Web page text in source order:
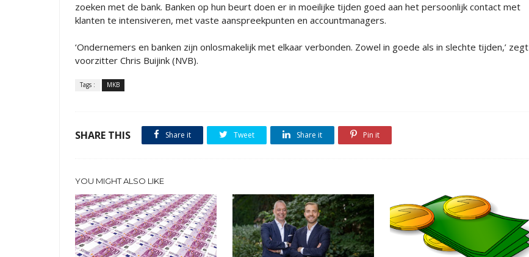
zoeken met de bank. Banken op hun beurt doen er in moeilijke tijden goed aan het persoonlijk contact met
klanten te intensiveren, met vaste aanspreekpunten en accountmanagers.
‘Ondernemers en banken zijn onlosmakelijk met elkaar verbonden. Zowel in goede als in slechte tijden,’ zegt
voorzitter Chris Buijink (NVB).
Tags : MKB
SHARE THIS Share it Tweet Share it Pin it
YOU MIGHT ALSO LIKE